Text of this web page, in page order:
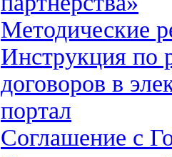
Методические
Инструкция по
договоров в
портал
Соглашение с